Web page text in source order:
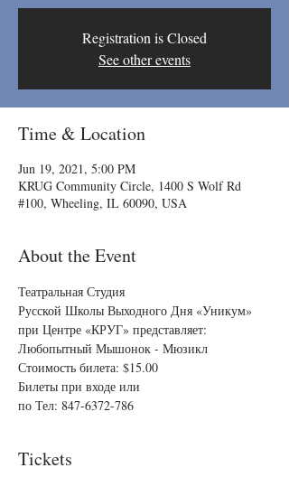
Registration is Closed
See other events
Time & Location
Jun 19, 2021, 5:00 PM
KRUG Community Circle, 1400 S Wolf Rd
#100, Wheeling, IL 60090, USA
About the Event
Театральная Студия
Русской Школы Выходного Дня «Уникум»
при Центре «КРУГ» представляет:
Любопытный Мышонок - Мюзикл
Стоимость билета: $15.00
Билеты при входе или
по Тел: 847-6372-786
Tickets